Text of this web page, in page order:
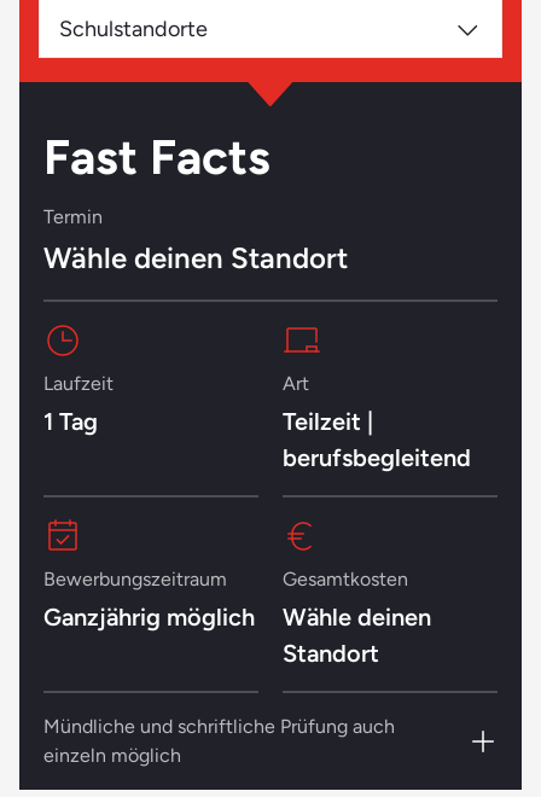
Schulstandorte
Fast Facts
Termin
Wähle deinen Standort
Laufzeit
1 Tag
Art
Teilzeit |
berufsbegleitend
Bewerbungszeitraum
Ganzjährig möglich
Gesamtkosten
Wähle deinen
Standort
Mündliche und schriftliche Prüfung auch
einzeln möglich